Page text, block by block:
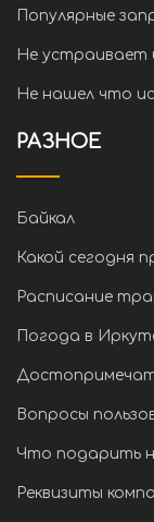
Популярные
Не устраивает
Не нашел что
РАЗНОЕ
Байкал
Какой сегодня
Расписание
Погода в
Вопросы
Что подарить
Реквизиты